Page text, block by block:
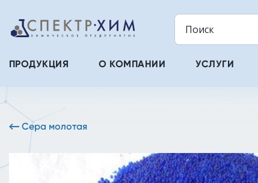
ПРОДУКЦИЯ О КОМПАНИИ УСЛУГИ
Сера молотая